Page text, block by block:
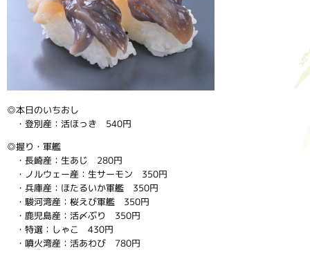
◎本日のいちおし
・登別産：活ほっき 540円
◎握り・軍艦
・長崎産：生あじ 280円
・ノルウェー産：生サーモン 350円
・兵庫産：ほたるいか軍艦 350円
・駿河湾産：桜えび軍艦 350円
・鹿児島産：活〆ぶり 350円
・特選：しゃこ 430円
・噴火湾産：活あわび 780円